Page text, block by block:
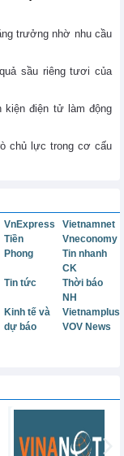
trưởng nhờ nhu cầu
sầu riêng tươi của
kiện điện tử làm động
chủ lực trong cơ cấu
VnExpress
Vietnamnet
Tiền
Phong
Vneconomy
Tin nhanh
CK
Tin tức
Thời báo
NH
Kinh tế và
dự báo
Vietnamplus
VOV News